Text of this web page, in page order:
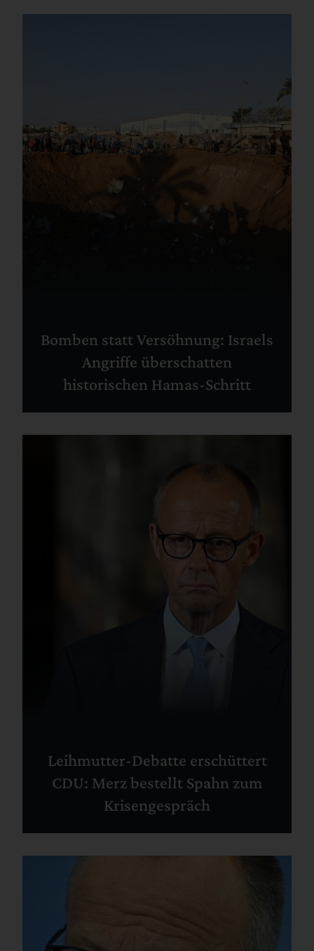
Bomben statt Versöhnung: Israels
Angriffe überschatten
historischen Hamas-Schritt
Leihmutter-Debatte erschüttert
CDU: Merz bestellt Spahn zum
Krisengespräch